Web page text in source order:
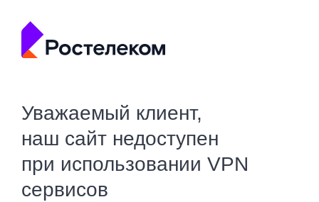
Уважаемый клиент,
наш сайт недоступен
при использовании VPN
сервисов